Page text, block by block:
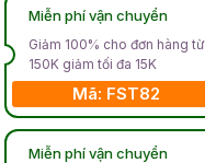
Miễn phí vận chuyển
Giảm 100% cho đơn hàng từ
150K giảm tối đa 15K
Mã: FST82
Miễn phí vận chuyển